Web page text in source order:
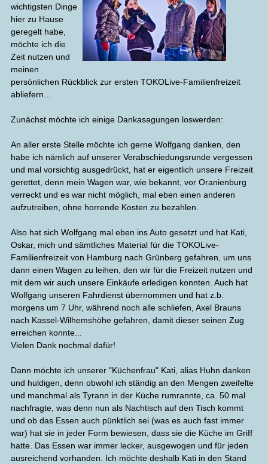
wichtigsten Dinge
hier zu Hause
geregelt habe,
möchte ich die
Zeit nutzen und
meinen
persönlichen Rückblick zur ersten TOKOLive-Familienfreizeit
abliefern...
Zunächst möchte ich einige Dankasagungen loswerden:
An aller erste Stelle möchte ich gerne Wolfgang danken, den
habe ich nämlich auf unserer Verabschiedungsrunde vergessen
und mal vorsichtig ausgedrückt, hat er eigentlich unsere Freizeit
gerettet, denn mein Wagen war, wie bekannt, vor Oranienburg
verreckt und es war nicht möglich, mal eben einen anderen
aufzutreiben, ohne horrende Kosten zu bezahlen.
Also hat sich Wolfgang mal eben ins Auto gesetzt und hat Kati,
Oskar, mich und sämtliches Material für die TOKOLive-
Familienfreizeit von Hamburg nach Grünberg gefahren, um uns
dann einen Wagen zu leihen, den wir für die Freizeit nutzen und
mit dem wir auch unsere Einkäufe erledigen konnten. Auch hat
Wolfgang unseren Fahrdienst übernommen und hat z.b.
morgens um 7 Uhr, während noch alle schliefen, Axel Brauns
nach Kassel-Wilhemshöhe gefahren, damit dieser seinen Zug
erreichen konnte...
Vielen Dank nochmal dafür!
Dann möchte ich unserer "Küchenfrau" Kati, alias Huhn danken
und huldigen, denn obwohl ich ständig an den Mengen zweifelte
und manchmal als Tyrann in der Küche rumrannte, ca. 50 mal
nachfragte, was denn nun als Nachtisch auf den Tisch kommt
und ob das Essen auch pünktlich sei (was es auch fast immer
war) hat sie in jeder Form bewiesen, dass sie die Küche im Griff
hatte. Das Essen war immer lecker, ausgewogen und für jeden
ausreichend vorhanden. Ich möchte deshalb Kati in den Stand